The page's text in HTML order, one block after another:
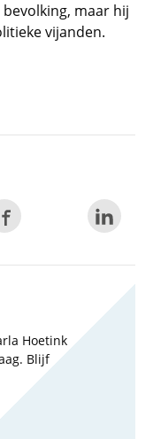
maar hij
vijanden.
Hoetink
Blijf